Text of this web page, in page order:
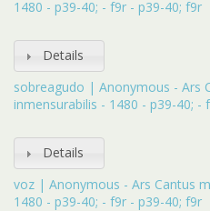
1480 - p39-40; - f9r - p39-40; f9r
Details
sobreagudo | Anonymous - Ars
inmensurabilis - 1480 - p39-40; -
Details
voz | Anonymous - Ars Cantus
1480 - p39-40; - f9r - p39-40; f9r